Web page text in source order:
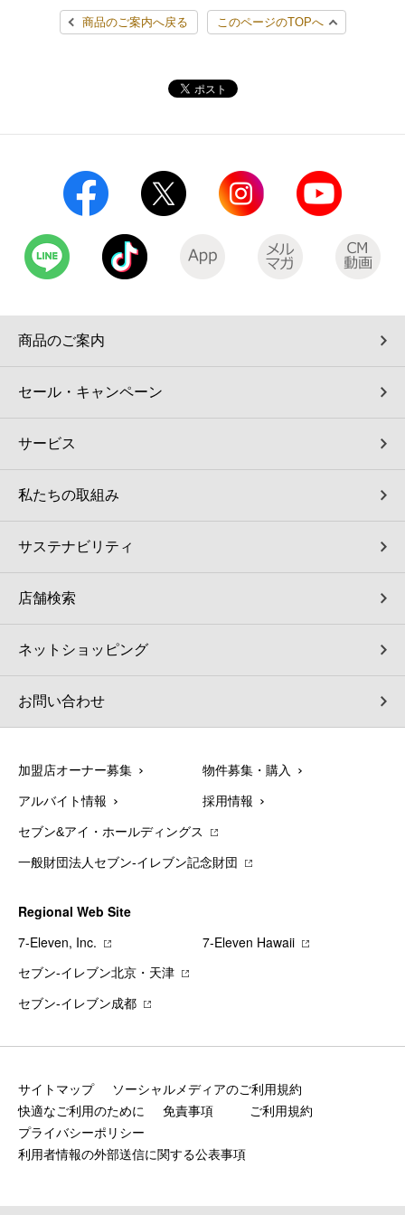
商品のご案内へ戻る このページのTOPへ
商品のご案内
セール・キャンペーン
サービス
私たちの取組み
サステナビリティ
店舗検索
ネットショッピング
お問い合わせ
加盟店オーナー募集 物件募集・購入
アルバイト情報 採用情報
セブン&アイ・ホールディングス
一般財団法人セブン-イレブン記念財団
Regional Web Site
7‐Eleven, Inc.
7‐Eleven Hawaii
セブン‐イレブン北京・天津
セブン‐イレブン成都
サイトマップ
ソーシャルメディアのご利用規約
快適なご利用のために
免責事項
ご利用規約
プライバシーポリシー
利用者情報の外部送信に関する公表事項